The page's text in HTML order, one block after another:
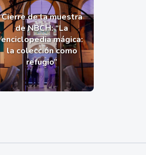
Cierre de la muestra
de NBCH: “La
enciclopedia mágica:
la colección como
refugio”